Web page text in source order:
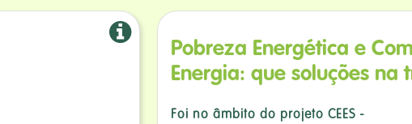
Pobreza Energética e
Energia: que soluções na
Foi no âmbito do projeto CEES -